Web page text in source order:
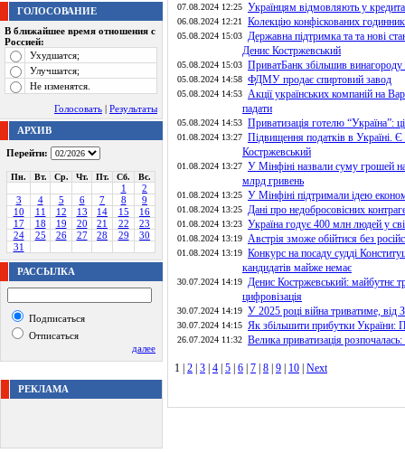
ГОЛОСОВАНИЕ
В ближайшее время отношения с
Россией:
Ухудшатся;
Улучшатся;
Не изменятся.
Голосовать | Результаты
АРХИВ
Перейти:
Пн. Вт. Ср. Чт. Пт. Сб. Вс.
1
2
3
4 5 6 7 8
9
10
11 12 13 14 15
16
17
18 19 20 21 22
23
24
25 26 27 28 29
30
31
РАССЫЛКА
Подписаться
Отписаться
далее
РЕКЛАМА
07.08.2024 12:25 Українцям відмовляють у
06.08.2024 12:21 Колекцію конфіскованих
05.08.2024 15:03 Державна підтримка та та нові
Денис Костржевський
05.08.2024 15:03 ПриватБанк збільшив
05.08.2024 14:58 ФДМУ продає спиртовий завод
05.08.2024 14:53 Акції українських компаній на
падати
05.08.2024 14:53 Приватизація готелю “Україна”:
01.08.2024 13:27 Підвищення податків в Україні. Є
Костржевський
01.08.2024 13:27 У Мінфіні назвали суму грошей
млрд гривень
01.08.2024 13:25 У Мінфіні підтримали ідею
01.08.2024 13:25 Дані про недобросовісних
01.08.2024 13:23 Україна годує 400 млн людей у
01.08.2024 13:19 Австрія зможе обійтися без
01.08.2024 13:19 Конкурс на посаду судді
кандидатів майже немає
30.07.2024 14:19 Денис Костржевський: майбутнє
цифровізація
30.07.2024 14:19 У 2025 році війна триватиме, від
30.07.2024 14:15 Як збільшити прибутки України:
26.07.2024 11:32 Велика приватизація
1 | 2 3 4 5 6 7 8 9 10 Next